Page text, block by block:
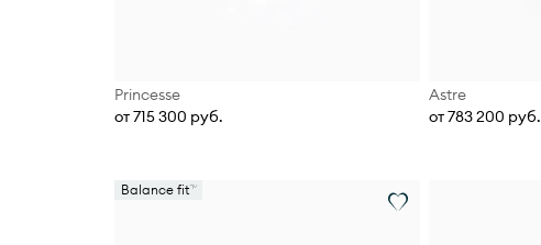
Princesse
от 715 300 руб.
Astre
от 783 200 руб.
Balance fit